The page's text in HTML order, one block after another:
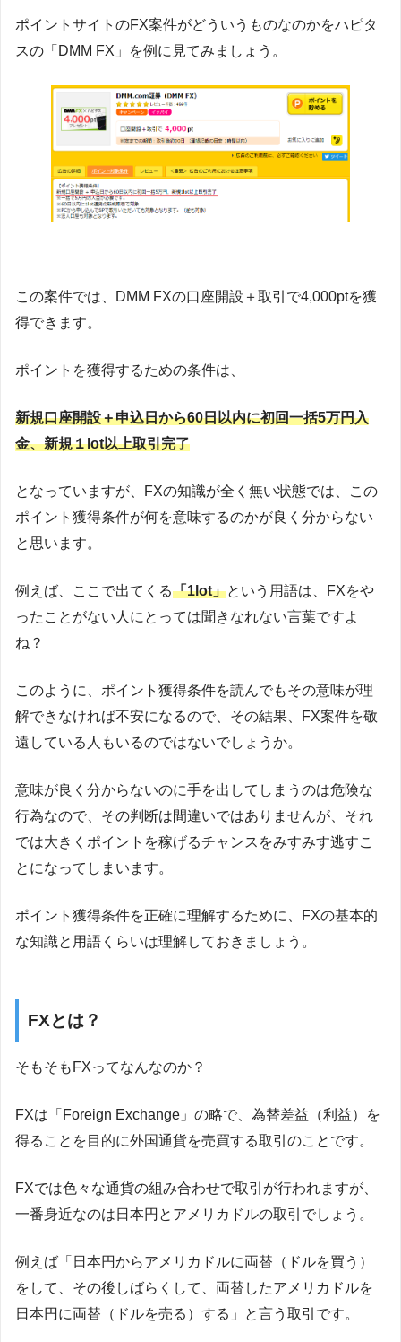
ポイントサイトのFX案件がどういうものなのかをハピタ
スの「DMM FX」を例に見てみましょう。
この案件では、DMM FXの口座開設＋取引で4,000ptを獲
得できます。
ポイントを獲得するための条件は、
新規口座開設＋申込日から60日以内に初回一括5万円入
金、新規１lot以上取引完了
となっていますが、FXの知識が全く無い状態では、この
ポイント獲得条件が何を意味するのかが良く分からない
と思います。
例えば、ここで出てくる「1lot」という用語は、FXをや
ったことがない人にとっては聞きなれない言葉ですよ
ね？
このように、ポイント獲得条件を読んでもその意味が理
解できなければ不安になるので、その結果、FX案件を敬
遠している人もいるのではないでしょうか。
意味が良く分からないのに手を出してしまうのは危険な
行為なので、その判断は間違いではありませんが、それ
では大きくポイントを稼げるチャンスをみすみす逃すこ
とになってしまいます。
ポイント獲得条件を正確に理解するために、FXの基本的
な知識と用語くらいは理解しておきましょう。
FXとは？
そもそもFXってなんなのか？
FXは「Foreign Exchange」の略で、為替差益（利益）を
得ることを目的に外国通貨を売買する取引のことです。
FXでは色々な通貨の組み合わせで取引が行われますが、
一番身近なのは日本円とアメリカドルの取引でしょう。
例えば「日本円からアメリカドルに両替（ドルを買う）
をして、その後しばらくして、両替したアメリカドルを
日本円に両替（ドルを売る）する」と言う取引です。